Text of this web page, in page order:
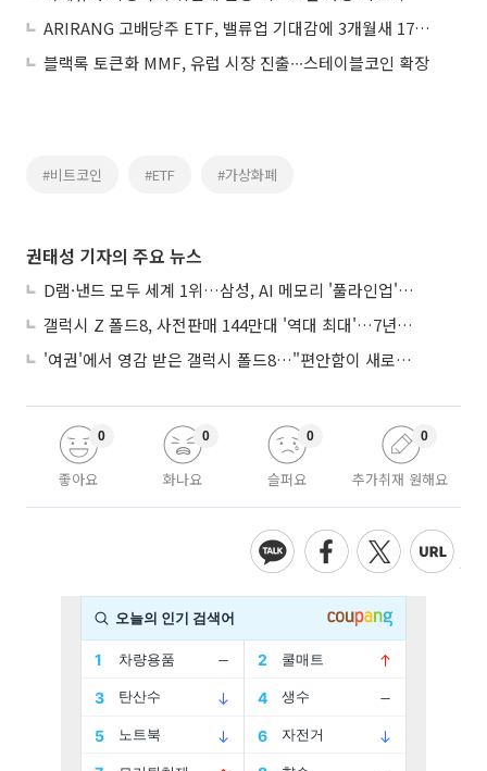
ARIRANG 고배당주 ETF, 밸류업 기대감에 3개월새 17%↑
블랙록 토큰화 MMF, 유럽 시장 진출∙∙∙스테이블코인 확장
#비트코인 #ETF #가상화폐
권태성 기자의 주요 뉴스
D램·낸드 모두 세계 1위…삼성, AI 메모리 '풀라인업'으로 승부
갤럭시 Z 폴드8, 사전판매 144만대 '역대 최대'…7년만에 갤노트10 기록 넘어
'여권'에서 영감 받은 갤럭시 폴드8…"편안함이 새로운 디자인 경쟁력"
좋아요
0
화나요
0
슬퍼요
0
추가취재 원해요
0